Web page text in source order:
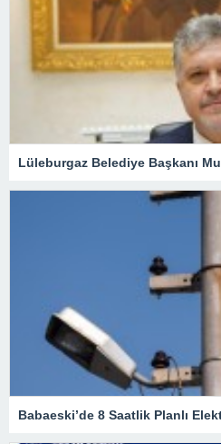
Babaeski’de 8 Saatlik Planlı